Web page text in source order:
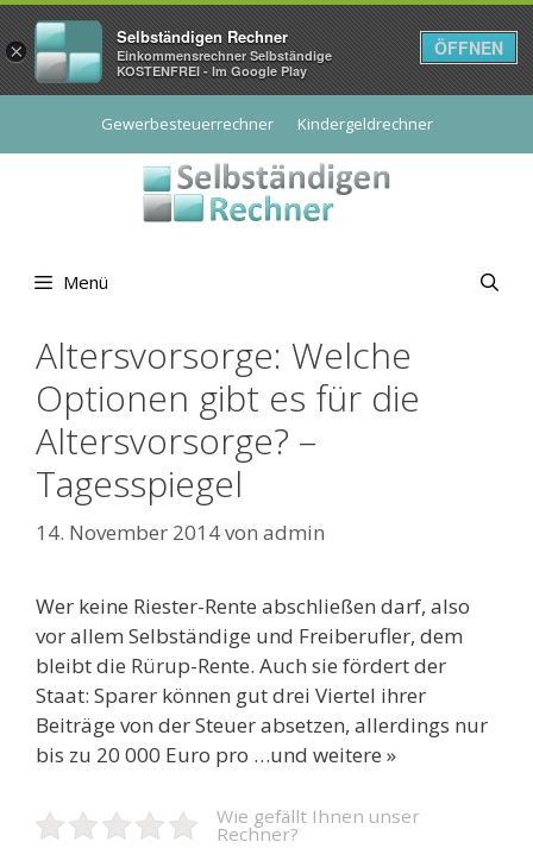
Gewerbesteuerrechner Kindergeldrechner
Menü
Altersvorsorge: Welche
Optionen gibt es für die
Altersvorsorge? –
Tagesspiegel
14. November 2014von admin
Wer keine Riester-Rente abschließen darf, also
vor allem Selbständige und Freiberufler, dem
bleibt die Rürup-Rente. Auch sie fördert der
Staat: Sparer können gut drei Viertel ihrer
Beiträge von der Steuer absetzen, allerdings nur
bis zu 20 000 Euro pro …und weitere »
Wie gefällt Ihnen unser
Rechner?
×
Selbständigen Rechner
Einkommensrechner Selbständige
KOSTENFREI - Im Google Play
ÖFFNEN